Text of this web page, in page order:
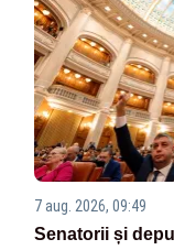
7 aug. 2026, 09:49
Senatorii și